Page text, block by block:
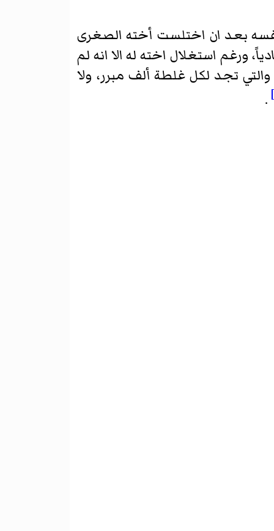
بعد ان اختلست أخته الصغرى
استغلال اخته له الا انه لم
تجد لكل غلطة ألف مبرر، ولا
.